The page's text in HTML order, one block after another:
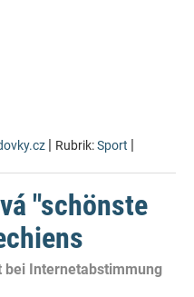
| Rubrik:Sport |
"schönste
Internetabstimmung